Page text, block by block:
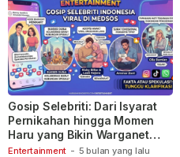
Entertainment - 5 bulan yang lalu
Gosip Selebriti: Dari Isyarat
Pernikahan hingga Momen
Haru yang Bikin Warganet
Berspekulasi